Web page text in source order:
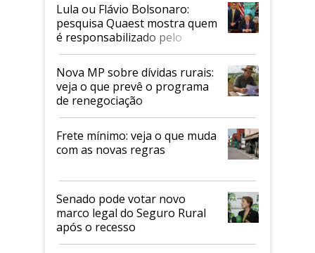
Lula ou Flávio Bolsonaro:
pesquisa Quaest mostra quem
é responsabilizado pelo
tarifaço dos EUA
Nova MP sobre dívidas rurais:
veja o que prevê o programa
de renegociação
Frete mínimo: veja o que muda
com as novas regras
Senado pode votar novo
marco legal do Seguro Rural
após o recesso